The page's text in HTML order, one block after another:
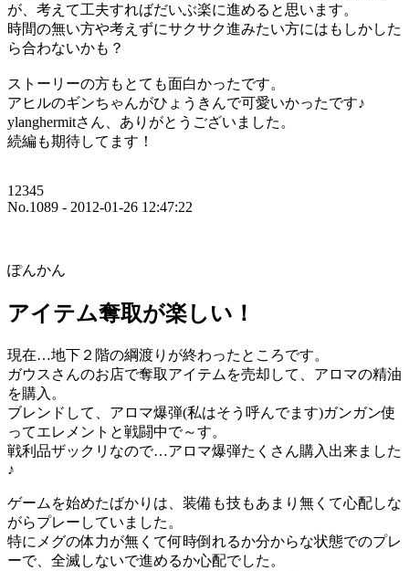
が、考えて工夫すればだいぶ楽に進めると思います。
時間の無い方や考えずにサクサク進みたい方にはもしかした
ら合わないかも？
ストーリーの方もとても面白かったです。
アヒルのギンちゃんがひょうきんで可愛いかったです♪
ylanghermitさん、ありがとうございました。
続編も期待してます！
12345
No.1089 - 2012-01-26 12:47:22
ぽんかん
アイテム奪取が楽しい！
現在…地下２階の綱渡りが終わったところです。
ガウスさんのお店で奪取アイテムを売却して、アロマの精油
を購入。
ブレンドして、アロマ爆弾(私はそう呼んでます)ガンガン使
ってエレメントと戦闘中で～す。
戦利品ザックリなので…アロマ爆弾たくさん購入出来ました
♪
ゲームを始めたばかりは、装備も技もあまり無くて心配しな
がらプレーしていました。
特にメグの体力が無くて何時倒れるか分からな状態でのプレ
ーで、全滅しないで進めるか心配でした。